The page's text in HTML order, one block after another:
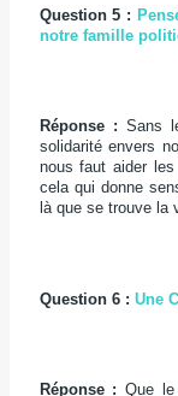
Question 5 :
notre famille
Réponse : Sans
solidarité envers
nous faut aider
cela qui donne
là que se trouve la
Question 6 : Une
Réponse : Que